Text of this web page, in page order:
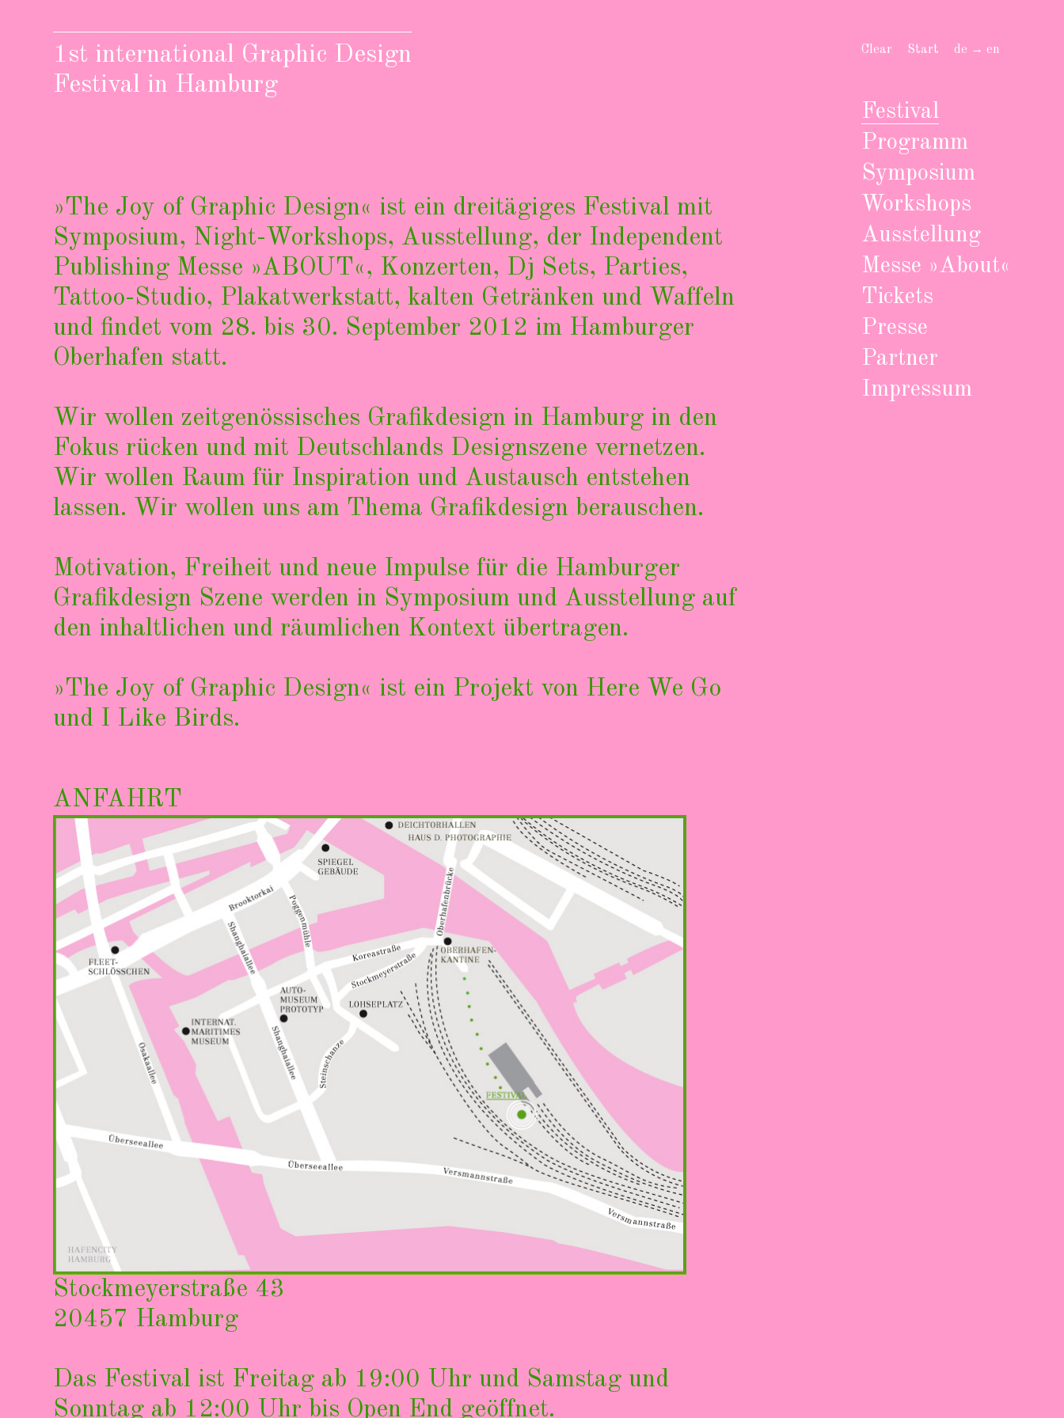
1st international Graphic Design
Festival in Hamburg
»The Joy of Graphic Design« ist ein dreitägiges Festival mit
Symposium, Night-Workshops, Ausstellung, der Independent
Publishing Messe »ABOUT«, Konzerten, Dj Sets, Parties,
Tattoo-Studio, Plakatwerkstatt, kalten Getränken und Waffeln
und findet vom 28. bis 30. September 2012 im Hamburger
Oberhafen statt.
Wir wollen zeitgenössisches Grafikdesign in Hamburg in den
Fokus rücken und mit Deutschlands Designszene vernetzen.
Wir wollen Raum für Inspiration und Austausch entstehen
lassen. Wir wollen uns am Thema Grafikdesign berauschen.
Motivation, Freiheit und neue Impulse für die Hamburger
Grafikdesign Szene werden in Symposium und Ausstellung auf
den inhaltlichen und räumlichen Kontext übertragen.
»The Joy of Graphic Design« ist ein Projekt von Here We Go
und I Like Birds.
ANFAHRT
Stockmeyerstraße 43
20457 Hamburg
Das Festival ist Freitag ab 19:00 Uhr und Samstag und
Sonntag ab 12:00 Uhr bis Open End geöffnet.
Clear Start de → en
Festival
Programm
Symposium
Workshops
Ausstellung
Messe »About«
Tickets
Presse
Partner
Impressum